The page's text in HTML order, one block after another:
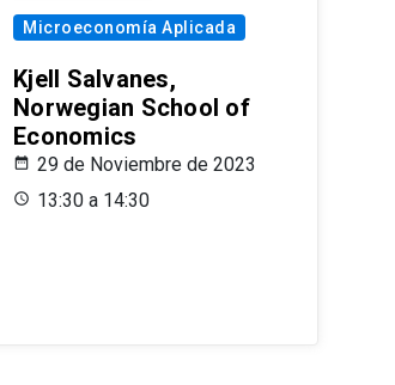
Microeconomía Aplicada
Kjell Salvanes,
Norwegian School of
Economics
29 de Noviembre de 2023
13:30 a 14:30